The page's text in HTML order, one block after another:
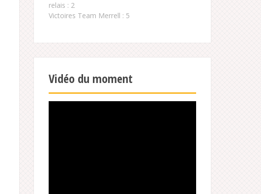
relais : 2
Victoires Team Merrell : 5
Vidéo du moment